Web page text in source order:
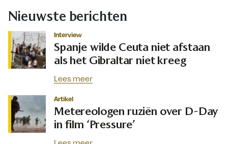
Nieuwste berichten
Interview
Spanje wilde Ceuta niet afstaan
als het Gibraltar niet kreeg
Lees meer
Artikel
Metereologen ruziën over D-Day
in film ‘Pressure’